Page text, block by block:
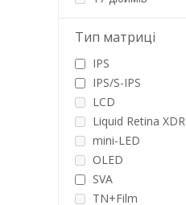
Тип матриці
IPS
IPS/S-IPS
LCD
Liquid Retina XDR
mini-LED
OLED
SVA
TN+Film